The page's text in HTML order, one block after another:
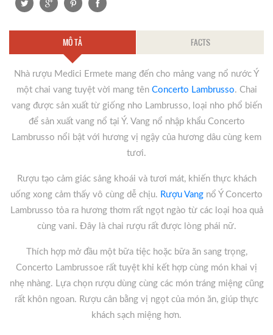
MÔ TẢ FACTS
Nhà rượu Medici Ermete mang đến cho mảng vang nổ nước Ý
một chai vang tuyệt vời mang tên Concerto Lambrusso. Chai
vang được sản xuất từ giống nho Lambrusso, loại nho phổ biến
để sản xuất vang nổ tại Ý. Vang nổ nhập khẩu Concerto
Lambrusso nổi bật với hương vị ngậy của hương dâu cùng kem
tươi.
Rượu tạo cảm giác sảng khoái và tươi mát, khiến thực khách
uống xong cảm thấy vô cùng dễ chịu. Rượu Vang nổ Ý Concerto
Lambrusso tỏa ra hương thơm rất ngọt ngào từ các loại hoa quả
cùng vani. Đây là chai rượu rất được lòng phái nữ.
Thích hợp mở đầu một bữa tiệc hoặc bữa ăn sang trọng,
Concerto Lambrussoe rất tuyệt khi kết hợp cùng món khai vị
nhẹ nhàng. Lựa chọn rượu dùng cùng các món tráng miệng cũng
rất khôn ngoan. Rượu cân bằng vị ngọt của món ăn, giúp thực
khách sạch miệng hơn.